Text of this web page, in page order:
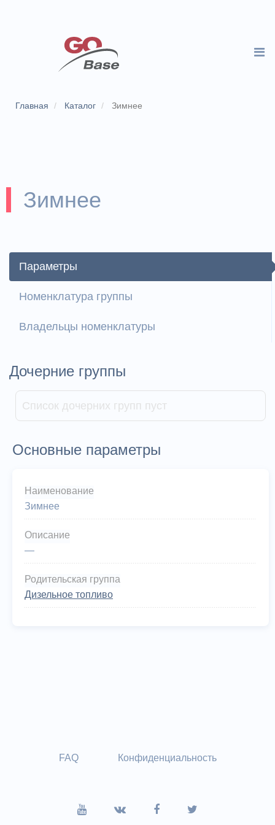
Главная Каталог Зимнее
Зимнее
Параметры
Номенклатура группы
Владельцы номенклатуры
Дочерние группы
Список дочерних групп пуст
Основные параметры
Наименование
Зимнее
Описание
—
Родительская группа
Дизельное топливо
FAQ Конфиденциальность